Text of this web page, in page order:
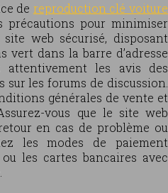
de reproduction clé voiture
précautions pour minimiser
web sécurisé, disposant
vert dans la barre d’adresse
attentivement les avis des
les forums de discussion.
générales de vente et
vous que le site web
en cas de problème ou
les modes de paiement
les cartes bancaires avec